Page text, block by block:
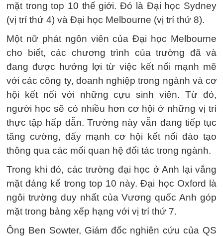
mặt trong top 10 thế giới. Đó là Đại học Sydney
(vị trí thứ 4) và Đại học Melbourne (vị trí thứ 8).
Một nữ phát ngôn viên của Đại học Melbourne
cho biết, các chương trình của trường đã và
đang được hưởng lợi từ việc kết nối mạnh mẽ
với các công ty, doanh nghiệp trong ngành và cơ
hội kết nối với những cựu sinh viên. Từ đó,
người học sẽ có nhiều hơn cơ hội ở những vị trí
thực tập hấp dẫn. Trường này vẫn đang tiếp tục
tăng cường, đẩy mạnh cơ hội kết nối đào tạo
thông qua các mối quan hệ đối tác trong ngành.
Trong khi đó, các trường đại học ở Anh lại vắng
mặt đáng kể trong top 10 này. Đại học Oxford là
ngôi trường duy nhất của Vương quốc Anh góp
mặt trong bảng xếp hạng với vị trí thứ 7.
Ông Ben Sowter, Giám đốc nghiên cứu của QS